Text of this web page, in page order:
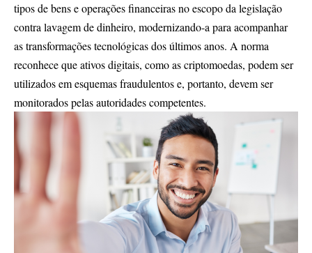
tipos de bens e operações financeiras no escopo da legislação
contra lavagem de dinheiro, modernizando-a para acompanhar
as transformações tecnológicas dos últimos anos. A norma
reconhece que ativos digitais, como as criptomoedas, podem ser
utilizados em esquemas fraudulentos e, portanto, devem ser
monitorados pelas autoridades competentes.